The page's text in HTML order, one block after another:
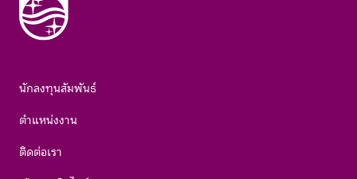
นักลงทุนสัมพันธ์
ตำแหน่งงาน
ติดต่อเรา